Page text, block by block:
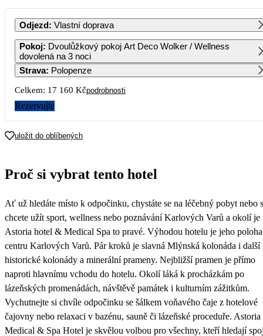
PO ÚT ST ČT PÁ SO NE
1 2
3
17
8 580
8 580 8 580 8 580 8 580
8 580
Odjezd: Vlastní doprava
Pokoj: Dvoulůžkový pokoj Art Deco Wolker / Wellness
dovolená na 3 noci
Strava: Polopenze
Celkem: 17 160 Kčpodrobnosti
Rezervujte
uložit do oblíbených
Proč si vybrat tento hotel
Ať už hledáte místo k odpočinku, chystáte se na léčebný pobyt nebo
chcete užít sport, wellness nebo poznávání Karlových Varů a okolí je
Astoria hotel & Medical Spa to pravé. Výhodou hotelu je jeho
centru Karlových Varů. Pár kroků je slavná Mlýnská kolonáda i další
historické kolonády a minerální prameny. Nejbližší pramen je přímo
naproti hlavnímu vchodu do hotelu. Okolí láká k procházkám po
lázeňských promenádách, návštěvě památek i kulturním zážitkům.
Vychutnejte si chvíle odpočinku se šálkem voňavého čaje z hotelové
čajovny nebo relaxaci v bazénu, sauně či lázeňské proceduře. Astoria
Medical & Spa Hotel je skvělou volbou pro všechny, kteří hledají